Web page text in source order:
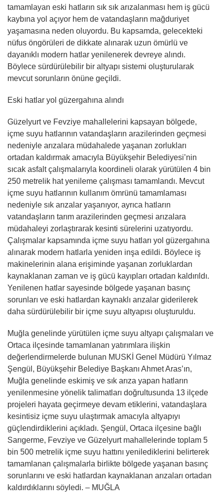
tamamlayan eski hatların sık sık arızalanması hem iş gücü
kaybına yol açıyor hem de vatandaşların mağduriyet
yaşamasına neden oluyordu. Bu kapsamda, gelecekteki
nüfus öngörüleri de dikkate alınarak uzun ömürlü ve
dayanıklı modern hatlar yenilenerek devreye alındı.
Böylece sürdürülebilir bir altyapı sistemi oluşturularak
mevcut sorunların önüne geçildi.
Eski hatlar yol güzergahına alındı
Güzelyurt ve Fevziye mahallelerini kapsayan bölgede,
içme suyu hatlarının vatandaşların arazilerinden geçmesi
nedeniyle arızalara müdahalede yaşanan zorlukları
ortadan kaldırmak amacıyla Büyükşehir Belediyesi’nin
sıcak asfalt çalışmalarıyla koordineli olarak yürütülen 4 bin
250 metrelik hat yenileme çalışması tamamlandı. Mevcut
içme suyu hatlarının kullanım ömrünü tamamlaması
nedeniyle sık arızalar yaşanıyor, ayrıca hatların
vatandaşların tarım arazilerinden geçmesi arızalara
müdahaleyi zorlaştırarak kesinti sürelerini uzatıyordu.
Çalışmalar kapsamında içme suyu hatları yol güzergahına
alınarak modern hatlarla yeniden inşa edildi. Böylece iş
makinelerinin alana erişiminde yaşanan zorluklardan
kaynaklanan zaman ve iş gücü kayıpları ortadan kaldırıldı.
Yenilenen hatlar sayesinde bölgede yaşanan basınç
sorunları ve eski hatlardan kaynaklı arızalar giderilerek
daha sürdürülebilir bir içme suyu altyapısı oluşturuldu.
Muğla genelinde yürütülen içme suyu altyapı çalışmaları ve
Ortaca ilçesinde tamamlanan yatırımlara ilişkin
değerlendirmelerde bulunan MUSKİ Genel Müdürü Yılmaz
Şengül, Büyükşehir Belediye Başkanı Ahmet Aras’ın,
Muğla genelinde eskimiş ve sık arıza yapan hatların
yenilenmesine yönelik talimatları doğrultusunda 13 ilçede
projeleri hayata geçirmeye devam etiklerini, vatandaşlara
kesintisiz içme suyu ulaştırmak amacıyla altyapıyı
güçlendirdiklerini açıkladı. Şengül, Ortaca ilçesine bağlı
Sarıgerme, Fevziye ve Güzelyurt mahallelerinde toplam 5
bin 500 metrelik içme suyu hattını yenilediklerini belirterek
tamamlanan çalışmalarla birlikte bölgede yaşanan basınç
sorunlarını ve eski hatlardan kaynaklanan arızaları ortadan
kaldırdıklarını söyledi. – MUĞLA